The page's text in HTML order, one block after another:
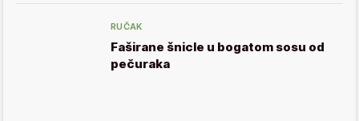
RUČAK
Faširane šnicle u bogatom sosu od
pečuraka